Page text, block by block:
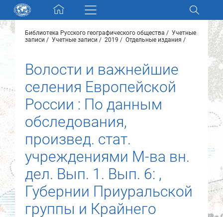
Skip navigation
Разделы и коллекции
Электронный каталог
Новости
О нас
Контакты
Партнеры
Найти
Библиотека Русского географического общества
Учетные
записи
Учетные записи 2019 Отдельные издания
Волости и важнейшие
селения Европейской
России : По данным
обследования,
произвед. стат.
учреждениями М-ва вн.
дел. Вып. 1. Вып. 6: ,
Губернии Приуральской
группы и Крайнего